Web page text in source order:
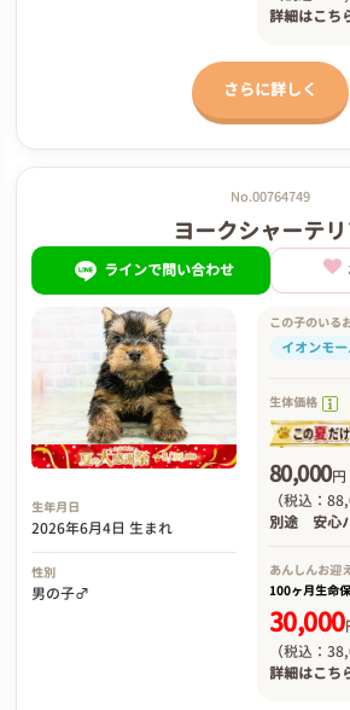
詳細はこち
さらに詳しく
No.00764749
ヨークシャーテ
ラインで問い合わせ
生年月日
2026年6月4日 生まれ
性別
男の子♂
この子のいる
イオンモ
生体価格
80,000円
（税込：
別途 安心
あんしんお迎
100ヶ月生命
30,000
（税込：
詳細はこち